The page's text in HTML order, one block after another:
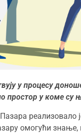
у процесу
простор у коме
реализовало
омогући знање,